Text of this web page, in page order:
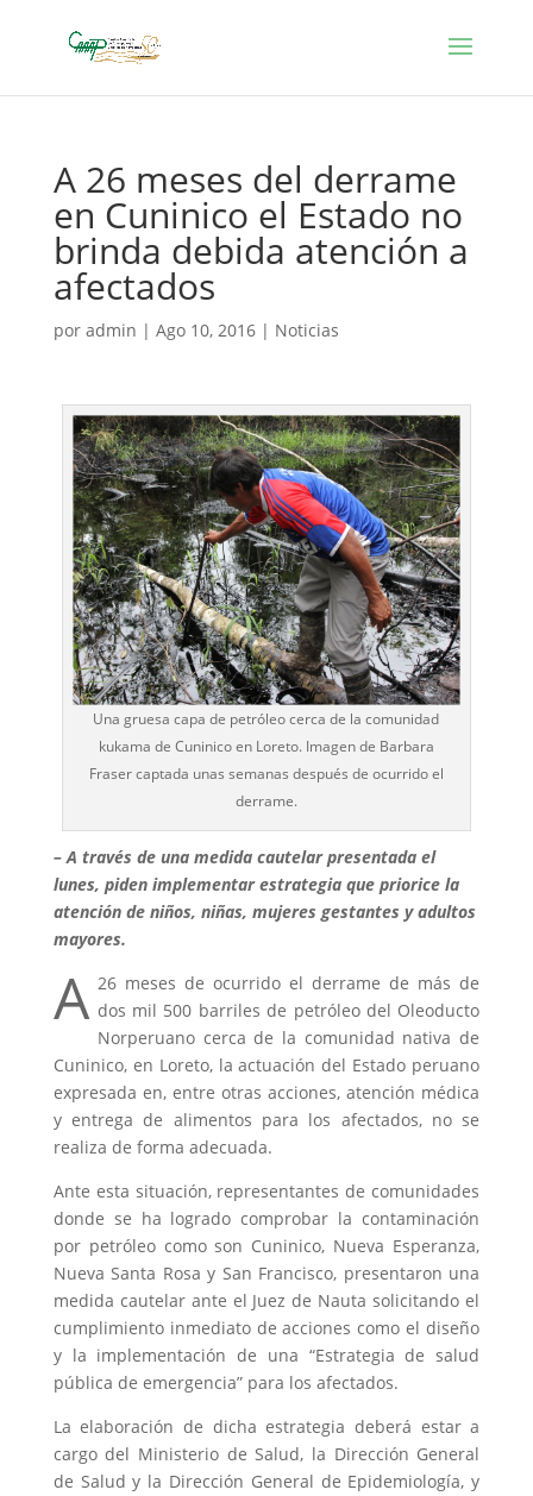
A 26 meses del derrame
en Cuninico el Estado no
brinda debida atención a
afectados
por admin | Ago 10, 2016| Noticias
Una gruesa capa de petróleo cerca de la comunidad
kukama de Cuninico en Loreto. Imagen de Barbara
Fraser captada unas semanas después de ocurrido el
derrame.
– A través de una medida cautelar presentada el
lunes, piden implementar estrategia que priorice la
atención de niños, niñas, mujeres gestantes y adultos
mayores.
A 26 meses de ocurrido el derrame de más de
dos mil 500 barriles de petróleo del Oleoducto
Norperuano cerca de la comunidad nativa de
Cuninico, en Loreto, la actuación del Estado peruano
expresada en, entre otras acciones, atención médica
y entrega de alimentos para los afectados, no se
realiza de forma adecuada.
Ante esta situación, representantes de comunidades
donde se ha logrado comprobar la contaminación
por petróleo como son Cuninico, Nueva Esperanza,
Nueva Santa Rosa y San Francisco, presentaron una
medida cautelar ante el Juez de Nauta solicitando el
cumplimiento inmediato de acciones como el diseño
y la implementación de una “Estrategia de salud
pública de emergencia” para los afectados.
La elaboración de dicha estrategia deberá estar a
cargo del Ministerio de Salud, la Dirección General
de Salud y la Dirección General de Epidemiología, y